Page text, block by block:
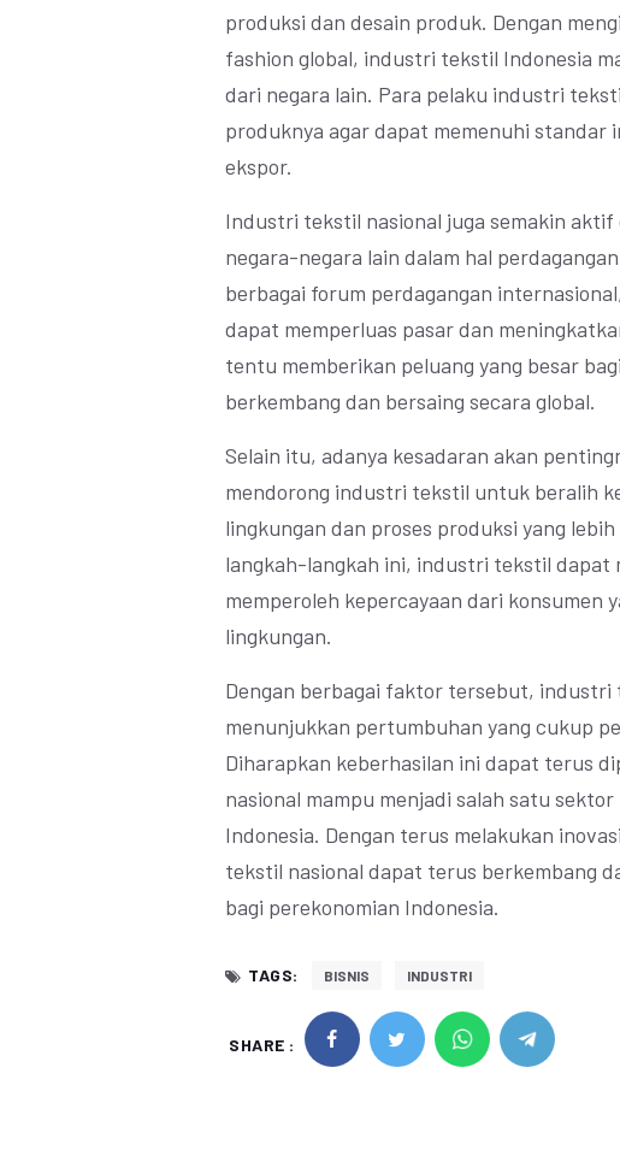
produksi dan desain produk. Dengan
fashion global, industri tekstil Indonesia
dari negara lain. Para pelaku industri
produknya agar dapat memenuhi
ekspor.
Industri tekstil nasional juga semakin aktif
negara-negara lain dalam hal
berbagai forum perdagangan
dapat memperluas pasar dan
tentu memberikan peluang yang besar
berkembang dan bersaing secara global.
Selain itu, adanya kesadaran akan
mendorong industri tekstil untuk beralih
lingkungan dan proses produksi yang
langkah-langkah ini, industri tekstil dapat
memperoleh kepercayaan dari konsumen
lingkungan.
Dengan berbagai faktor tersebut, industri
menunjukkan pertumbuhan yang cukup
Diharapkan keberhasilan ini dapat terus
nasional mampu menjadi salah satu
Indonesia. Dengan terus melakukan
tekstil nasional dapat terus berkembang
bagi perekonomian Indonesia.
TAGS: BISNIS INDUSTRI
SHARE :